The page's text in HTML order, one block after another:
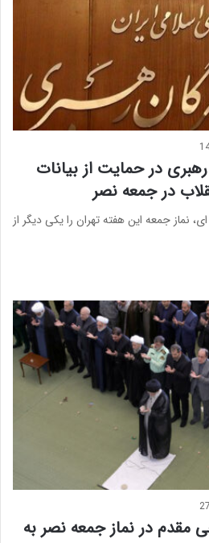
در حمایت از بیانات
در جمعه نصر
نماز جمعه این هفته تهران را یکی دیگر از
27
مقدم در نماز جمعه نصر به